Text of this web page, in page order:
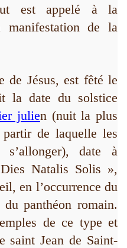
est appelé à la
de la
de Jésus, est fêté le
la date du solstice
julien (nuit la plus
de laquelle les
s’allonger), date à
Natalis Solis »,
en l’occurrence du
panthéon romain.
de ce type et
saint Jean de Saint-